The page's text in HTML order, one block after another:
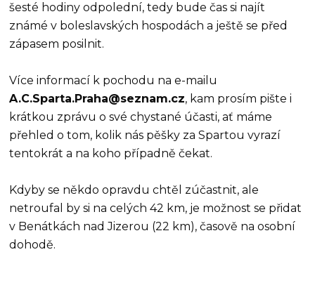
šesté hodiny odpolední, tedy bude čas si najít
známé v boleslavských hospodách a ještě se před
zápasem posilnit.
Více informací k pochodu na e-mailu
A.C.Sparta.Praha@seznam.cz, kam prosím pište i
krátkou zprávu o své chystané účasti, ať máme
přehled o tom, kolik nás pěšky za Spartou vyrazí
tentokrát a na koho případně čekat.
Kdyby se někdo opravdu chtěl zúčastnit, ale
netroufal by si na celých 42 km, je možnost se přidat
v Benátkách nad Jizerou (22 km), časově na osobní
dohodě.